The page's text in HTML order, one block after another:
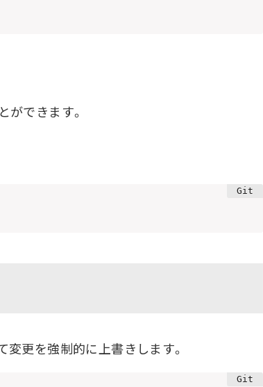
できます。
更を強制的に上書きします。